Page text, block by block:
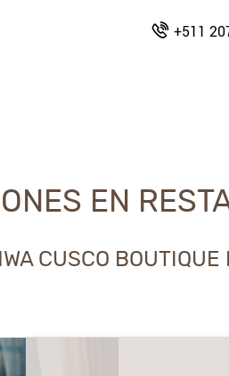
+511
EN
CUSCO BOUTIQUE